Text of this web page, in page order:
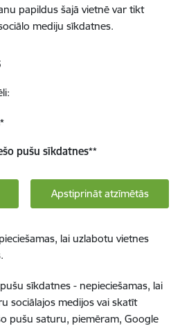
papildus šajā vietnē var tikt
mediju sīkdatnes.
*
pušu sīkdatnes**
Apstiprināt atzīmētās
lai uzlabotu vietnes
sīkdatnes - nepieciešamas, lai
sociālajos medijos vai skatīt
pušu saturu, piemēram, Google